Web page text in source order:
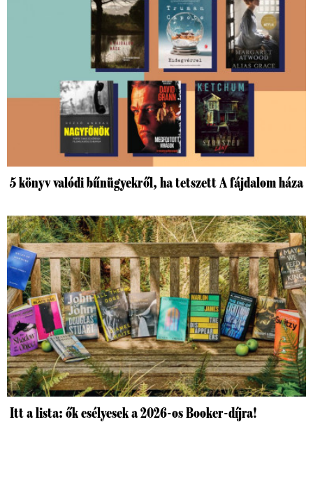
5 könyv valódi bűnügyekről, ha tetszett A fájdalom háza
Itt a lista: ők esélyesek a 2026-os Booker-díjra!